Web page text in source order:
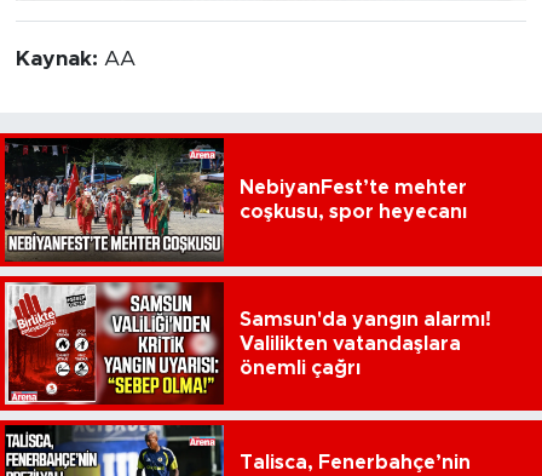
Kaynak: AA
NebiyanFest’te mehter
coşkusu, spor heyecanı
Samsun'da yangın alarmı!
Valilikten vatandaşlara
önemli çağrı
Talisca, Fenerbahçe’nin